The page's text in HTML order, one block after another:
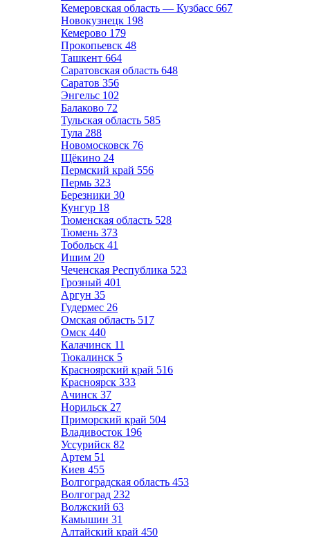
Кемеровская область — Кузбасс 667
Новокузнецк 198
Кемерово 179
Прокопьевск 48
Ташкент 664
Саратовская область 648
Саратов 356
Энгельс 102
Балаково 72
Тульская область 585
Тула 288
Новомосковск 76
Щёкино 24
Пермский край 556
Пермь 323
Березники 30
Кунгур 18
Тюменская область 528
Тюмень 373
Тобольск 41
Ишим 20
Чеченская Республика 523
Грозный 401
Аргун 35
Гудермес 26
Омская область 517
Омск 440
Калачинск 11
Тюкалинск 5
Красноярский край 516
Красноярск 333
Ачинск 37
Норильск 27
Приморский край 504
Владивосток 196
Уссурийск 82
Артем 51
Киев 455
Волгоградская область 453
Волгоград 232
Волжский 63
Камышин 31
Алтайский край 450